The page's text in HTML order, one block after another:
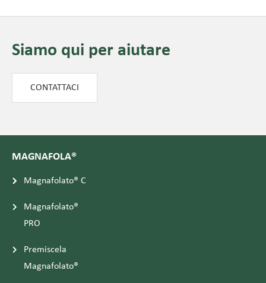
Siamo qui per aiutare
CONTATTACI
MAGNAFOLA®
Magnafolato® C
Magnafolato®
PRO
Premiscela
Magnafolato®